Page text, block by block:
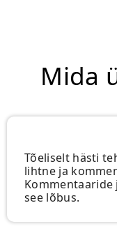
Mida
Tõeliselt hästi
lihtne ja
see lõbus.